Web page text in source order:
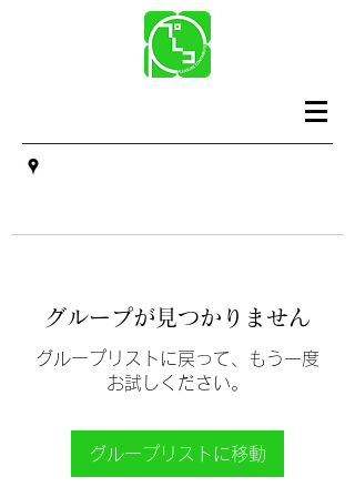
グループが見つかりません
グループリストに戻って、もう一度
お試しください。
グループリストに移動